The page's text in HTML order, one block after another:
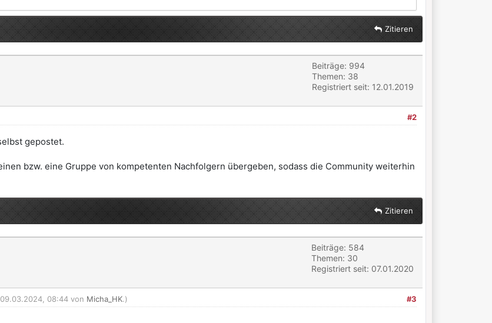
Zitieren
Beiträge: 994
Themen: 38
Registriert seit: 12.01.2019
#2
gepostet.
bzw. eine Gruppe von kompetenten Nachfolgern übergeben, sodass die Community weiterhin
Zitieren
Beiträge: 584
Themen: 30
Registriert seit: 07.01.2020
#3
08:44 von Micha_HK.)